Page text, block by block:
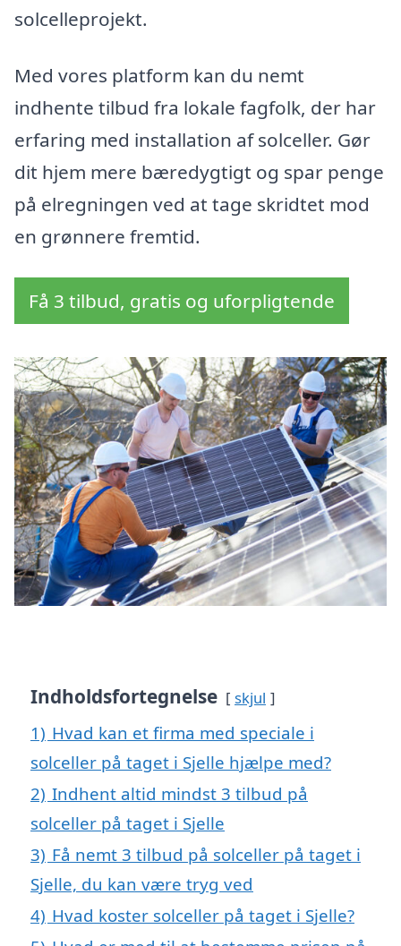
solcelleprojekt.
Med vores platform kan du nemt
indhente tilbud fra lokale fagfolk, der har
erfaring med installation af solceller. Gør
dit hjem mere bæredygtigt og spar penge
på elregningen ved at tage skridtet mod
en grønnere fremtid.
Få 3 tilbud, gratis og uforpligtende
Indholdsfortegnelse skjul
1) Hvad kan et firma med speciale i
solceller på taget i Sjelle hjælpe med?
2) Indhent altid mindst 3 tilbud på
solceller på taget i Sjelle
3) Få nemt 3 tilbud på solceller på taget i
Sjelle, du kan være tryg ved
4) Hvad koster solceller på taget i Sjelle?